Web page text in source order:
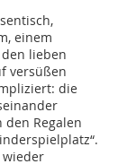
einem
lieben
versüßen
die
den Regalen
wieder